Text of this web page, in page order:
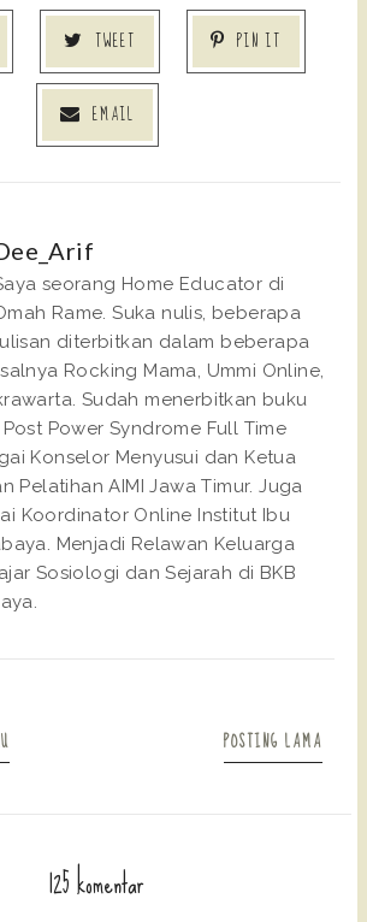
TWEET PIN IT
EMAIL
seorang Home Educator di
Rame. Suka nulis, beberapa
diterbitkan dalam beberapa
Rocking Mama, Ummi Online,
Sudah menerbitkan buku
Power Syndrome Full Time
Konselor Menyusui dan Ketua
Pelatihan AIMI Jawa Timur. Juga
Koordinator Online Institut Ibu
Menjadi Relawan Keluarga
Sosiologi dan Sejarah di BKB
POSTING LAMA
125 komentar